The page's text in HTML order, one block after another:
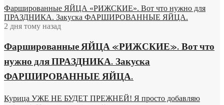
Фаршированные ЯЙЦА «РИЖСКИЕ». Вот что нужно для
ПРАЗДНИКА. Закуска ФАРШИРОВАННЫЕ ЯЙЦА.
2 дня тому назад
Фаршированные ЯЙЦА «РИЖСКИЕ». Вот что
нужно для ПРАЗДНИКА. Закуска
ФАРШИРОВАННЫЕ ЯЙЦА.
Курица УЖЕ НЕ БУДЕТ ПРЕЖНЕЙ! Я просто добавляю